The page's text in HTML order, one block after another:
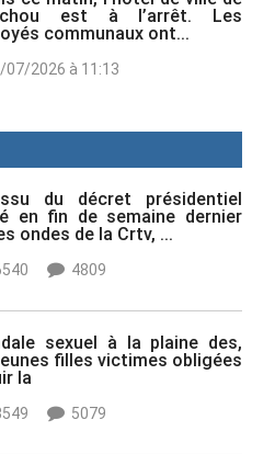
est à l’arrêt. Les
communaux ont...
07/2026 à 11:13
du décret présidentiel
en fin de semaine dernier
ondes de la Crtv, ...
4809
sexuel à la plaine des,
filles victimes obligées
la
5079